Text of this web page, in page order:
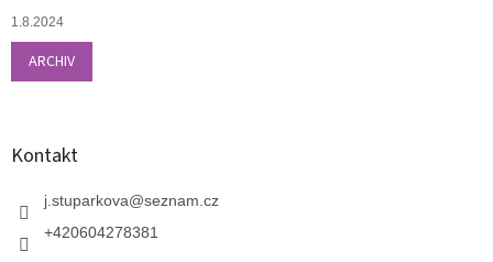
1.8.2024
ARCHIV
Kontakt
j.stuparkova@seznam.cz
+420604278381